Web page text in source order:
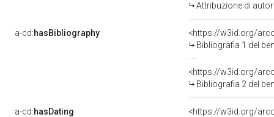
Attribuzione di
a-cd:hasBibliography
<https://w3id.org/
Bibliografia 1 del
<https://w3id.org/
Bibliografia 2 del
a-cd:hasDating
<https://w3id.org/